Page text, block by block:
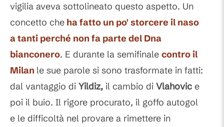
vigilia aveva sottolineato questo aspetto. Un
concetto che ha fatto un po' storcere il naso
a tanti perché non fa parte del Dna
bianconero. E durante la semifinale contro il
Milan le sue parole si sono trasformate in fatti:
dal vantaggio di Yildiz, il cambio di Vlahovic e
poi il buio. Il rigore procurato, il goffo autogol
e le difficoltà nel provare a rimettere in